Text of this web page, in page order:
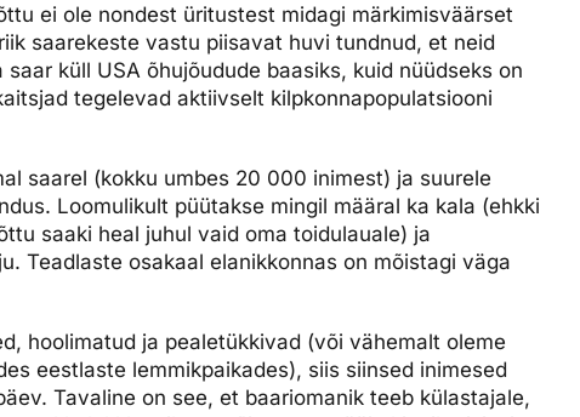
ei ole nondest üritustest midagi märkimisväärset
saarekeste vastu piisavat huvi tundnud, et neid
küll USA õhujõudude baasiks, kuid nüüdseks on
tegelevad aktiivselt kilpkonnapopulatsiooni
saarel (kokku umbes 20 000 inimest) ja suurele
Loomulikult püütakse mingil määral ka kala (ehkki
saaki heal juhul vaid oma toidulauale) ja
Teadlaste osakaal elanikkonnas on mõistagi väga
hoolimatud ja pealetükkivad (või vähemalt oleme
eestlaste lemmikpaikades), siis siinsed inimesed
Tavaline on see, et baariomanik teeb külastajale,